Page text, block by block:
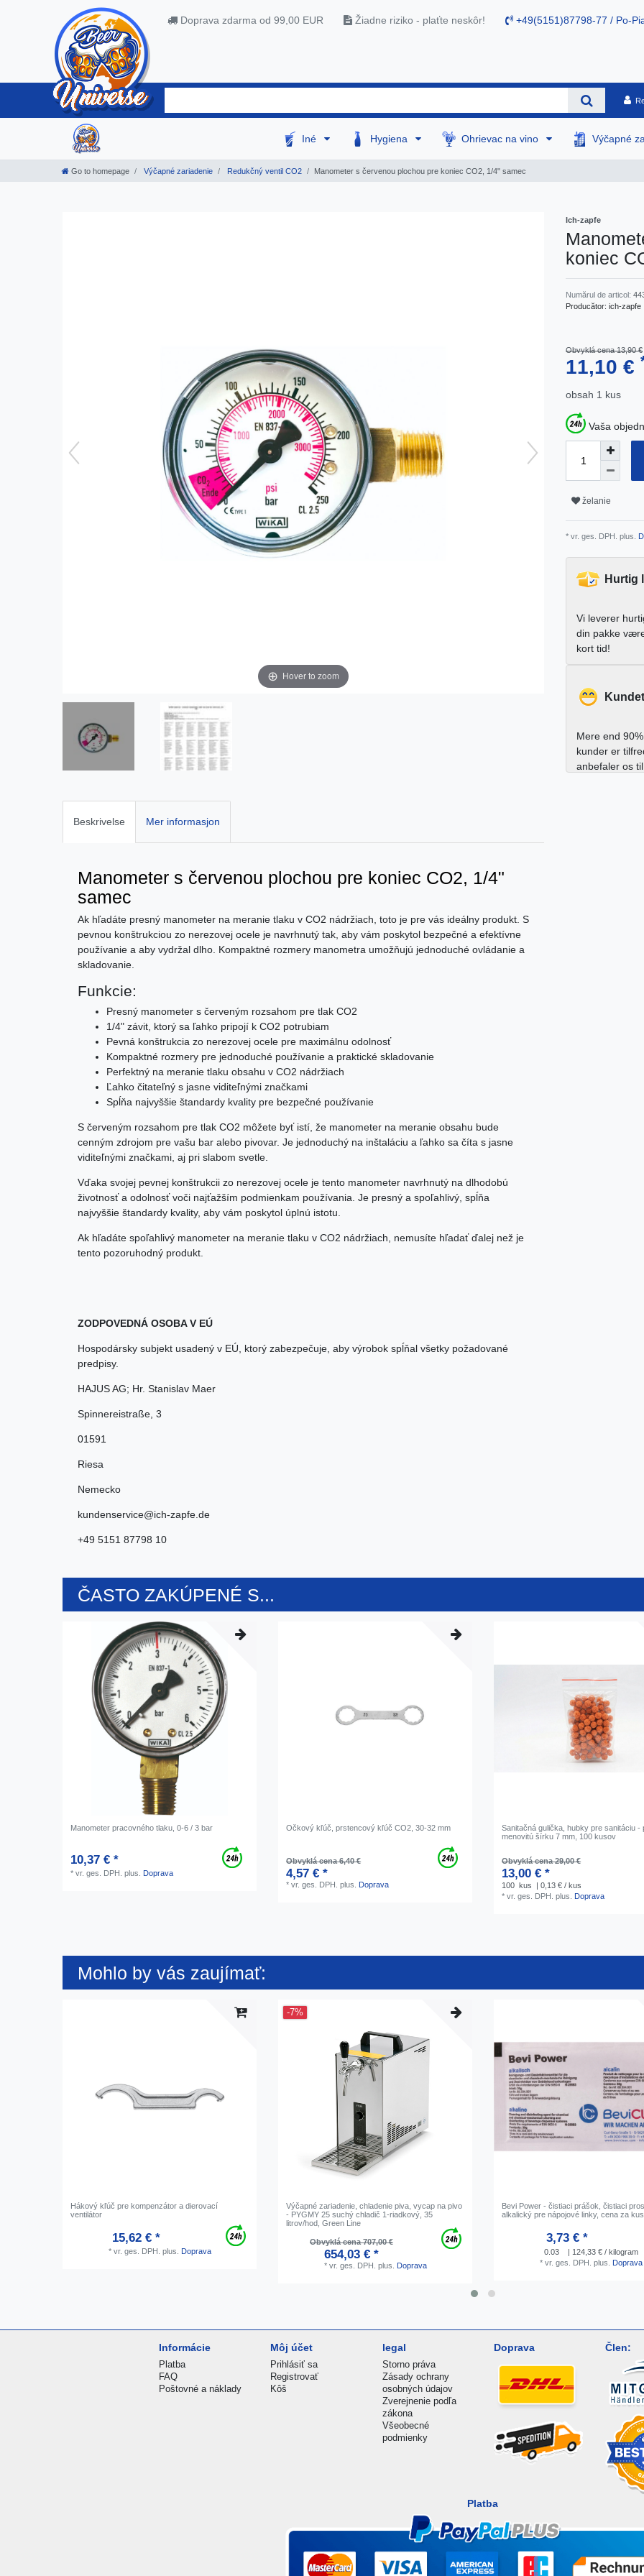
Doprava zdarma od 99,00 EUR Žiadne riziko - plaťte neskôr! +49(5151)87798-77 / Po-
Iné Hygiena Ohrievac na vino Výčapné
Go to homepage Výčapné zariadenie Redukčný ventil CO2 Manometer s červenou plochou pre koniec CO2, 1/4" samec
Hover to zoom
Beskrivelse Mer informasjon
Manometer s červenou plochou pre koniec CO2, 1/4"
samec
Ak hľadáte presný manometer na meranie tlaku v CO2 nádržiach, toto je pre vás ideálny produkt. S
pevnou konštrukciou zo nerezovej ocele je navrhnutý tak, aby vám poskytol bezpečné a efektívne
používanie a aby vydržal dlho. Kompaktné rozmery manometra umožňujú jednoduché ovládanie a
skladovanie.
Funkcie:
Presný manometer s červeným rozsahom pre tlak CO2
1/4" závit, ktorý sa ľahko pripojí k CO2 potrubiam
Pevná konštrukcia zo nerezovej ocele pre maximálnu odolnosť
Kompaktné rozmery pre jednoduché používanie a praktické skladovanie
Perfektný na meranie tlaku obsahu v CO2 nádržiach
Ľahko čitateľný s jasne viditeľnými značkami
Spĺňa najvyššie štandardy kvality pre bezpečné používanie
S červeným rozsahom pre tlak CO2 môžete byť istí, že manometer na meranie obsahu bude
cenným zdrojom pre vašu bar alebo pivovar. Je jednoduchý na inštaláciu a ľahko sa číta s jasne
viditeľnými značkami, aj pri slabom svetle.
Vďaka svojej pevnej konštrukcii zo nerezovej ocele je tento manometer navrhnutý na dlhodobú
životnosť a odolnosť voči najťažším podmienkam používania. Je presný a spoľahlivý, spĺňa
najvyššie štandardy kvality, aby vám poskytol úplnú istotu.
Ak hľadáte spoľahlivý manometer na meranie tlaku v CO2 nádržiach, nemusíte hľadať ďalej než je
tento pozoruhodný produkt.
ZODPOVEDNÁ OSOBA V EÚ
Hospodársky subjekt usadený v EÚ, ktorý zabezpečuje, aby výrobok spĺňal všetky požadované
predpisy.
HAJUS AG; Hr. Stanislav Maer
Spinnereistraße 3
01591
Riesa
Nemecko
kundenservice@ich-zapfe.de
+49 5151 87798 10
Ich-zapfe
koniec
Numărul de articol:
Producător: ich-zapfe
Obvyklá cena 13,90 €
11,10 €
obsah 1 kus
Vaša
želanie
* vr. ges. DPH. plus.
Hurtig
Vi leverer
din pakke
kort tid!
Mere end
kunder er
anbefaler os
ČASTO ZAKÚPENÉ S...
Manometer pracovného tlaku, 0-6 / 3 bar
10,37 € *
*vr. ges. DPH. plus. Doprava
Očkový kľúč, prstencový kľúč CO2, 30-32 mm
Obvyklá cena 6,40 €
4,57 € *
*vr. ges. DPH. plus. Doprava
Sanitačná gulička, hubky pre sanitáciu -
menovitú šírku 7 mm, 100 kusov
Obvyklá cena 29,00 €
13,00 € *
100 kus
| 0,13 € / kus
*vr. ges. DPH. plus. Doprava
Mohlo by vás zaujímať:
Hákový kľúč pre kompenzátor a dierovací
ventilátor
15,62 € *
* vr. ges. DPH. plus. Doprava
-7%
Výčapné zariadenie, chladenie piva, vycap na pivo
- PYGMY 25 suchý chladič 1-riadkový, 35
litrov/hod, Green Line
Obvyklá cena 707,00 €
654,03 € *
* vr. ges. DPH. plus. Doprava
Bevi Power - čistiaci prášok, čistiaci
alkalický pre nápojové linky, cena za kus
3,73 € *
0.03
| 124,33 € / kilogram
* vr. ges. DPH. plus. Doprava
Informácie
Platba
FAQ
Poštovné a náklady
Môj účet
Prihlásiť sa
Registrovať
Kôš
legal
Storno práva
Zásady ochrany
osobných údajov
Zverejnenie podľa
zákona
Všeobecné
podmienky
Doprava Člen:
Platba